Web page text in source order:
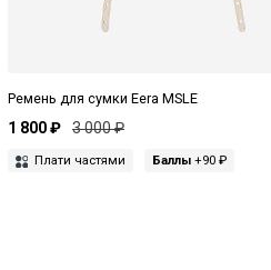
Ремень для сумки Eera MSLE
1 800 ₽ 3 000 ₽
Плати частями Баллы +90 ₽